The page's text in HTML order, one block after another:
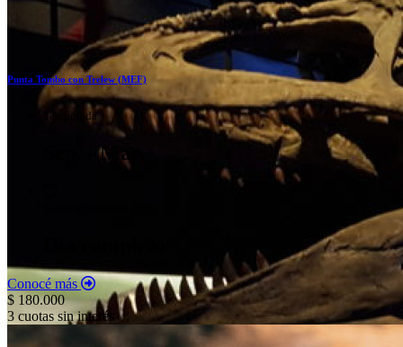
Punta Tombo con Trelew (MEF)
Temporada
Sep. - Mar.
Conocé más
$ 180.000
3 cuotas sin interés